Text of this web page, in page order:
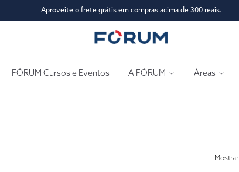
Conte-nos o que achou de nosso novo site!
Aproveite o frete grátis em compras acima de 300 reais.
FÓRUM Cursos e Eventos A FÓRUM Áreas
Mostrar